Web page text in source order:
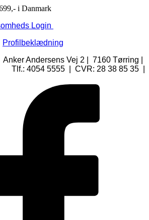
i Danmark
Login
Profilbeklædning
Anker Andersens Vej 2 | 7160 Tørring |
Tlf.: 4054 5555 | CVR: 28 38 85 35 |